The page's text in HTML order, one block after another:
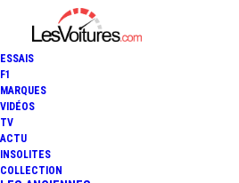
ESSAIS
F1
MARQUES
VIDÉOS
TV
ACTU
INSOLITES
COLLECTION: LE BUGGY